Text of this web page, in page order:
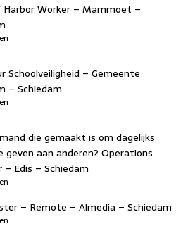
Harbor Worker – Mammoet –
Schoolveiligheid – Gemeente
– Schiedam
die gemaakt is om dagelijks
geven aan anderen? Operations
– Edis – Schiedam
– Remote – Almedia – Schiedam